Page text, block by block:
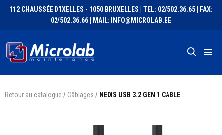
112 CHAUSSÉE D'IXELLES - 1050 BRUXELLES | TEL: 02/502.36.65 | FAX:
02/502.36.66 | MAIL: INFO@MICROLAB.BE
Retour au catalogue / Câblages / NEDIS USB 3.2 GEN 1 CABLE